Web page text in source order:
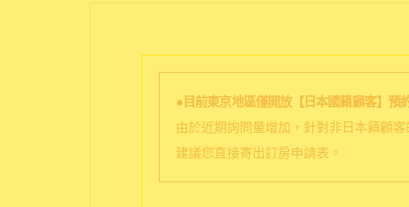
●目前東京地區僅開放【日本國籍顧客】預
由於近期詢問量增加，針對非日本籍顧
建議您直接寄出訂房申請表。